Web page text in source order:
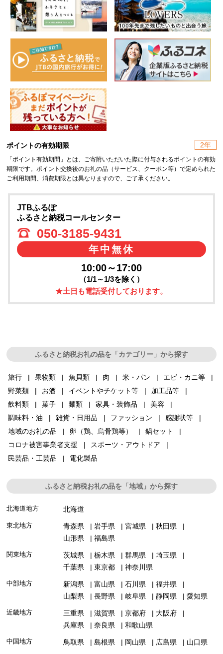
ポイントの有効期限 2年
「ポイント有効期間」とは、ご寄附いただいた際に付与されるポイントの有効
期限です。ポイント交換後のお礼の品（サービス、クーポン等）で定められた
ご利用期間、消費期限とは異なりますので、ご了承ください。
JTBふるぽ
ふるさと納税コールセンター
050-3185-9431
年中無休
10:00～17:00
（1/1～1/3を除く）
★土日も電話受付しております。
ふるさと納税お礼の品を「カテゴリー」から探す
旅行 果物類 魚貝類 肉 米・パン
エビ・カニ等
野菜類
お酒 イベントやチケット等
加工品等
飲料類
菓子 麺類 家具・装飾品
美容
調味料・油
雑貨・日用品 ファッション
感謝状等
地域のお礼の品
卵（鶏、烏骨鶏等）
鍋セット
コロナ被害事業者支援
スポーツ・アウトドア
民芸品・工芸品
電化製品
ふるさと納税お礼の品を「地域」から探す
北海道地方 北海道
東北地方 青森県 岩手県 宮城県
秋田県
山形県
福島県
関東地方 茨城県 栃木県 群馬県
埼玉県
千葉県
東京都 神奈川県
中部地方 新潟県 富山県 石川県
福井県
山梨県
長野県 岐阜県 静岡県 愛知県
近畿地方 三重県 滋賀県 京都府
大阪府
兵庫県
奈良県 和歌山県
中国地方 鳥取県 島根県 岡山県 広島県 山口県